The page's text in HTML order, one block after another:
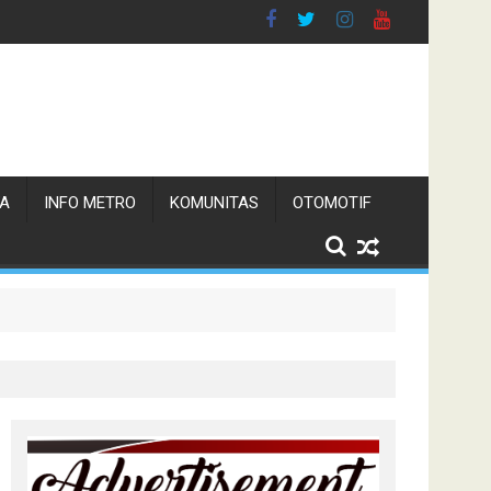
INFO METRO KOMUNITAS OTOMOTIF